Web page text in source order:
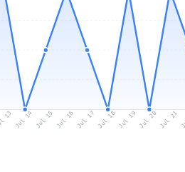
13 Jul 14 Jul 15 Jul 16 Jul 17 Jul 18Jul 19 Jul 20 Jul 21